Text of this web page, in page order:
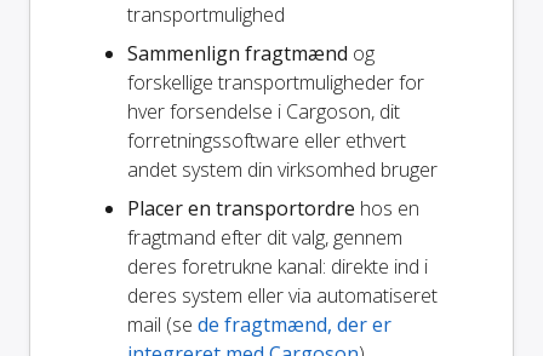
transportmulighed
Sammenlign fragtmænd og
forskellige transportmuligheder for
hver forsendelse i Cargoson, dit
forretningssoftware eller ethvert
andet system din virksomhed bruger
Placer en transportordre hos en
fragtmand efter dit valg, gennem
deres foretrukne kanal: direkte ind i
deres system eller via automatiseret
mail (se de fragtmænd, der er